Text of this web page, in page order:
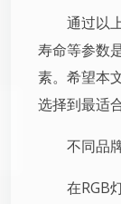
通过以
寿命等参数
素。希望本
选择到最适
不同品
在RGB